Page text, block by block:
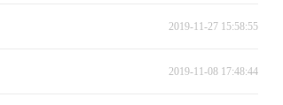
2019-11-27 15:58:55
2019-11-08 17:48:44